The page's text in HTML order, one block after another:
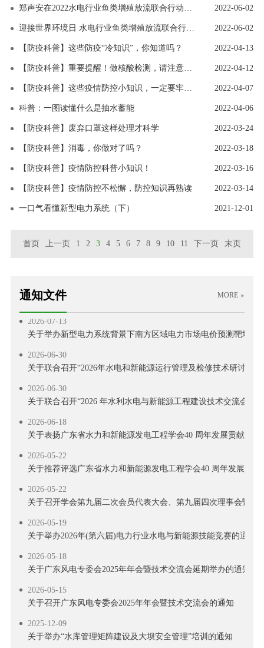
郑声安在2022水电行业鱼类增殖放流联合行动上的发言 2022-06-02
迎接世界环境日 水电行业鱼类增殖放流联合行动启幕！ 2022-06-02
【防疫科普】这些防疫“冷知识”，你知道吗？ 2022-04-13
【防疫科普】重要提醒！做核酸检测，请注意这件事 2022-04-12
【防疫科普】这些疫情防控小知识，一定要牢记！ 2022-04-07
科普：一图读懂什么是抽水蓄能 2022-04-06
【防疫科普】废弃口罩这样处理才科学 2022-03-24
【防疫科普】消毒，你做对了吗？ 2022-03-18
【防疫科普】疫情防控科普小知识！ 2022-03-16
【防疫科普】疫情防控不松懈，防控知识再熟读 2022-03-14
一口气看懂新型电力系统（下） 2021-12-01
首页 上一页 1 2 3 4 5 6 7 8 9 10 11 下一页 末页
通知文件 MORE
关于举办2026 年电力行业送配电线路工技能提升培训的通知
2026-07-13
关于举办新型电力系统背景下南方区域电力市场电价预测靶场竞
2026-06-30
关于联合召开“2026年水电和新能源运行管理及检修技术研讨会”
2026-06-30
关于联合召开“2026 年水利水电与新能源工程建设技术交流会”的
2026-06-18
关于表扬广东省水力和新能源发电工程学会40 周年发展贡献奖
2026-05-22
关于推荐评选广东省水力和新能源发电工程学会40 周年发展贡献
2026-05-22
关于召开学会第九届二次会员代表大会、第九届四次理事会暨学
2026-05-19
关于举办2026年(第六届)电力行业水电与新能源技能竞赛的通知
2026-05-18
关于广东风电专委会2025年年会暨技术交流会延期举办的通知
2026-05-15
关于召开广东风电专委会2025年年会暨技术交流会的通知
2025-12-09
关于举办“水库管理矩阵建设及大坝安全管理”培训的通知